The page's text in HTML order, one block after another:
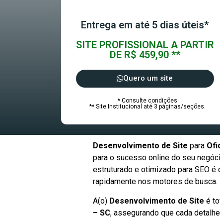
Entrega em até 5 dias úteis*
SITE PROFISSIONAL A PARTIR
DE R$ 459,90 **
Quero um site
* Consulte condições
** Site Institucional até 3 páginas/seções.
Desenvolvimento de Site para
para o sucesso online do seu
estruturado e otimizado para SEO
rapidamente nos motores de busca.
A(o) Desenvolvimento de Site é
– SC, assegurando que cada